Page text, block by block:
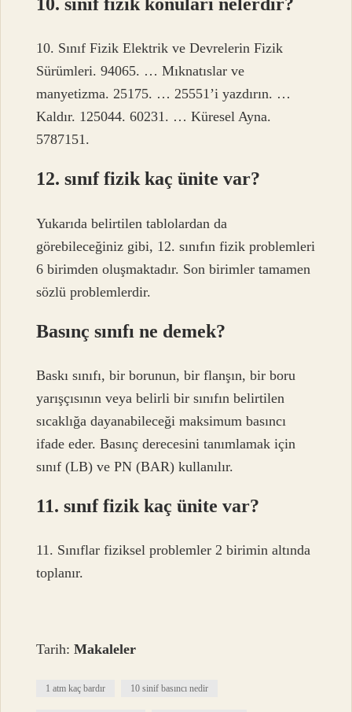
10. Sınıf Fizik Elektrik ve Devrelerin Fizik
Sürümleri. 94065. … Mıknatıslar ve
manyetizma. 25175. … 25551’i yazdırın. …
Kaldır. 125044. 60231. … Küresel Ayna.
5787151.
12. sınıf fizik kaç ünite var?
Yukarıda belirtilen tablolardan da
görebileceğiniz gibi, 12. sınıfın fizik problemleri
6 birimden oluşmaktadır. Son birimler tamamen
sözlü problemlerdir.
Basınç sınıfı ne demek?
Baskı sınıfı, bir borunun, bir flanşın, bir boru
yarışçısının veya belirli bir sınıfın belirtilen
sıcaklığa dayanabileceği maksimum basıncı
ifade eder. Basınç derecesini tanımlamak için
sınıf (LB) ve PN (BAR) kullanılır.
11. sınıf fizik kaç ünite var?
11. Sınıflar fiziksel problemler 2 birimin altında
toplanır.
Tarih:Makaleler
1 atm kaç bardır 10 sinif basıncı nedir